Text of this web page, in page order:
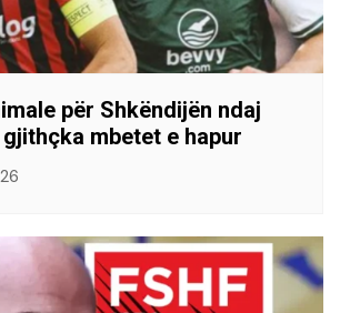
për Shkëndijën ndaj
mbetet e hapur